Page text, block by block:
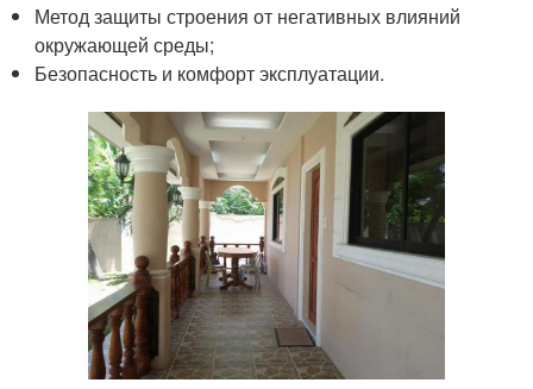
Метод защиты строения от негативных влияний
окружающей среды;
Безопасность и комфорт эксплуатации.